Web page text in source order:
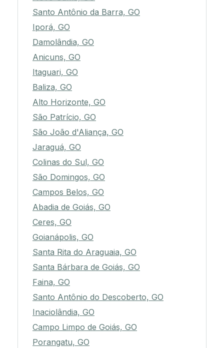
Santo Antônio da Barra, GO
Iporá, GO
Damolândia, GO
Anicuns, GO
Itaguari, GO
Baliza, GO
Alto Horizonte, GO
São Patrício, GO
São João d'Aliança, GO
Jaraguá, GO
Colinas do Sul, GO
São Domingos, GO
Campos Belos, GO
Abadia de Goiás, GO
Ceres, GO
Goianápolis, GO
Santa Rita do Araguaia, GO
Santa Bárbara de Goiás, GO
Faina, GO
Santo Antônio do Descoberto, GO
Inaciolândia, GO
Campo Limpo de Goiás, GO
Porangatu, GO